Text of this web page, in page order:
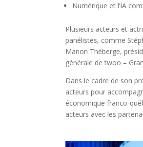
Numérique et l’IA
Plusieurs acteurs et
panélistes, comme
Manon Théberge,
générale de twoo –
Dans le cadre de son
acteurs pour
économique franco-
acteurs avec les